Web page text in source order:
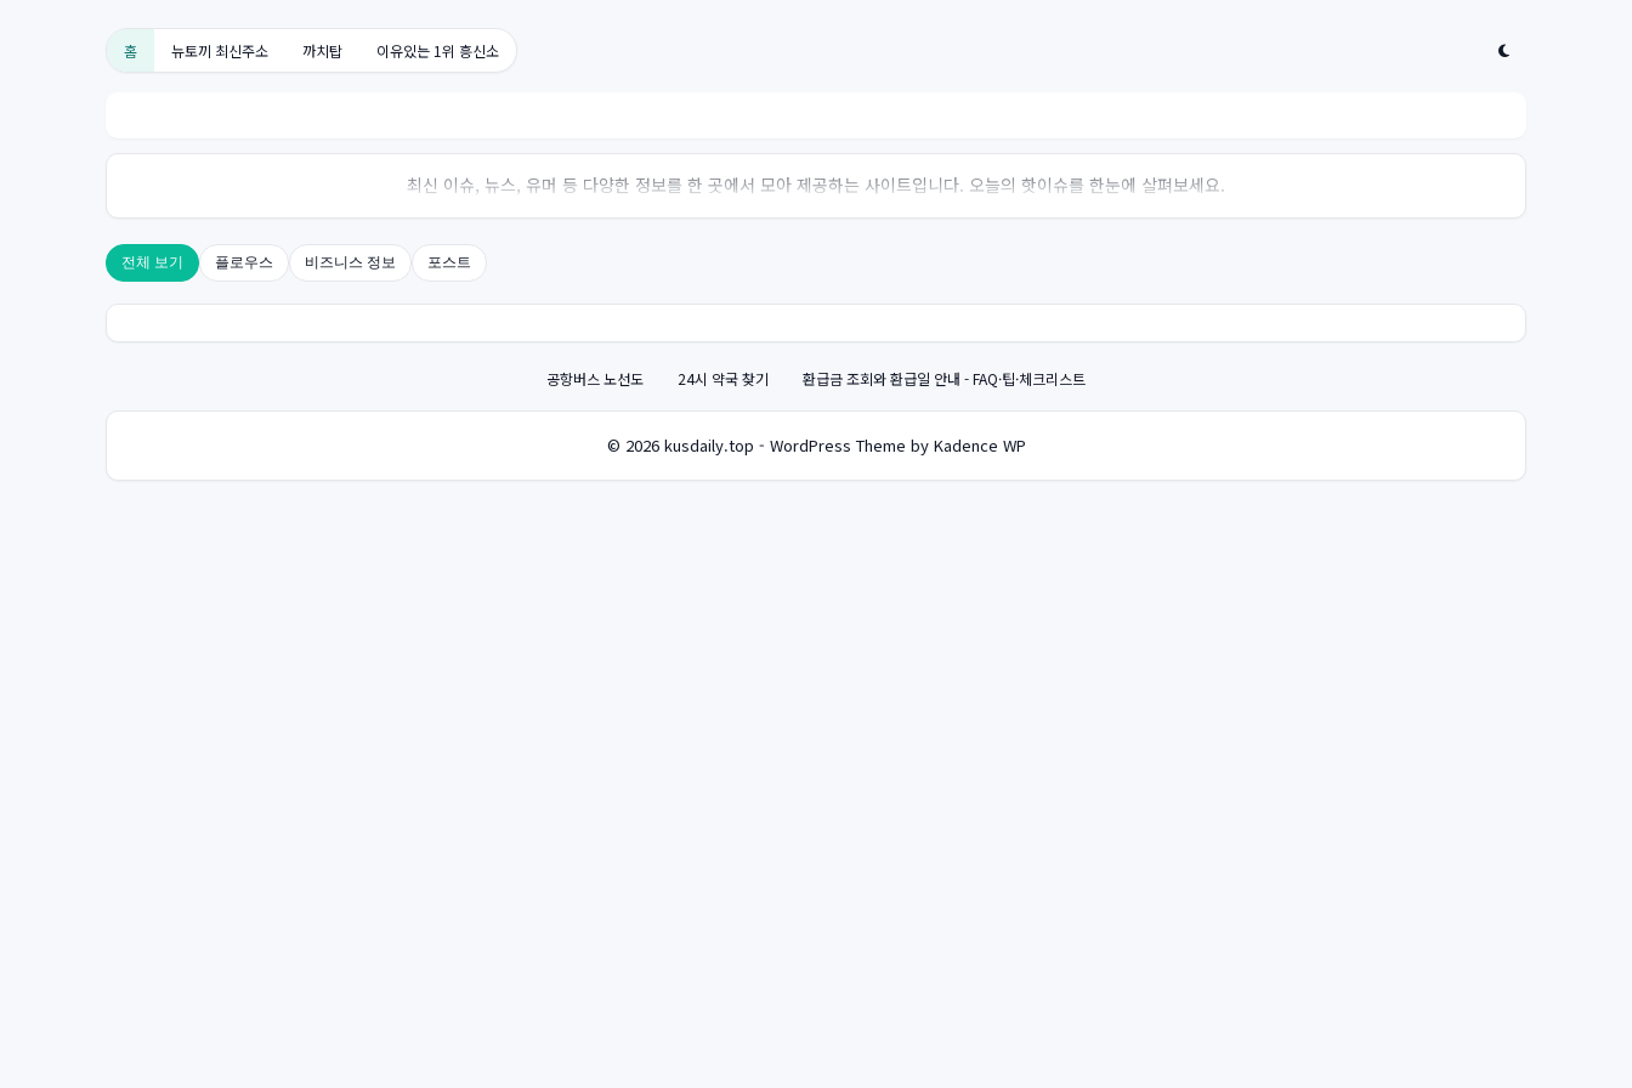
홈 뉴토끼 최신주소 까치탑 이유있는 1위 흥신소
최신 이슈, 뉴스, 유머 등 다양한 정보를 한 곳에서 모아 제공하는 사이트입니다. 오늘의 핫이슈를 한눈에 살펴보세요.
전체 보기 플로우스 비즈니스 정보 포스트
공항버스 노선도 24시 약국 찾기 환급금 조회와 환급일 안내 - FAQ·팁·체크리스트
© 2026 kusdaily.top - WordPress Theme by Kadence WP